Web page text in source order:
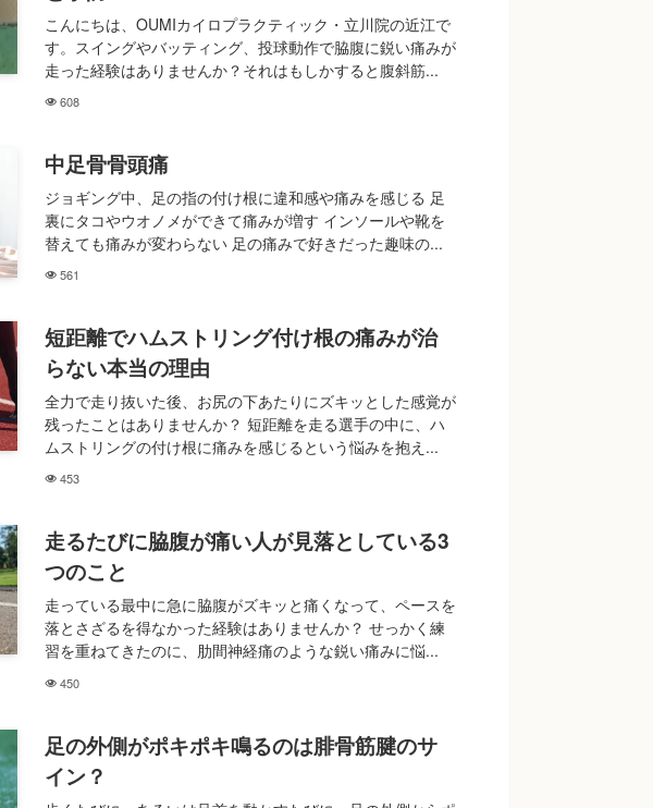
こんにちは、OUMIカイロプラクティック・立川院の近江で
す。スイングやバッティング、投球動作で脇腹に鋭い痛みが
走った経験はありませんか？それはもしかすると腹斜筋...
608
中足骨骨頭痛
ジョギング中、足の指の付け根に違和感や痛みを感じる 足
裏にタコやウオノメができて痛みが増す インソールや靴を
替えても痛みが変わらない 足の痛みで好きだった趣味の...
561
短距離でハムストリング付け根の痛みが治
らない本当の理由
全力で走り抜いた後、お尻の下あたりにズキッとした感覚が
残ったことはありませんか？ 短距離を走る選手の中に、ハ
ムストリングの付け根に痛みを感じるという悩みを抱え...
453
走るたびに脇腹が痛い人が見落としている3
つのこと
走っている最中に急に脇腹がズキッと痛くなって、ペースを
落とさざるを得なかった経験はありませんか？ せっかく練
習を重ねてきたのに、肋間神経痛のような鋭い痛みに悩...
450
足の外側がポキポキ鳴るのは腓骨筋腱のサ
イン？